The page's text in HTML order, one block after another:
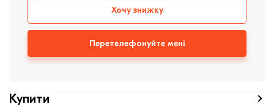
Хочу знижку
Перетелефонуйте мені
Купити